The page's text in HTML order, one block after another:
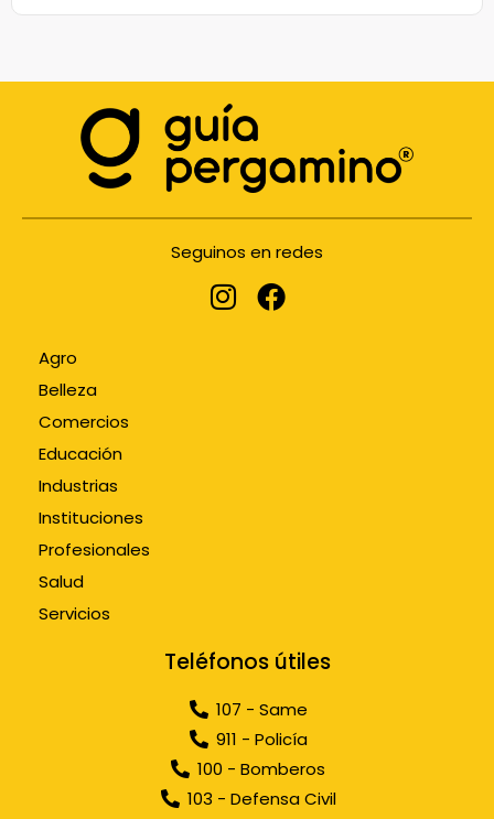
Seguinos en redes
Agro
Belleza
Comercios
Educación
Industrias
Instituciones
Profesionales
Salud
Servicios
Teléfonos útiles
107 - Same
911 - Policía
100 - Bomberos
103 - Defensa Civil